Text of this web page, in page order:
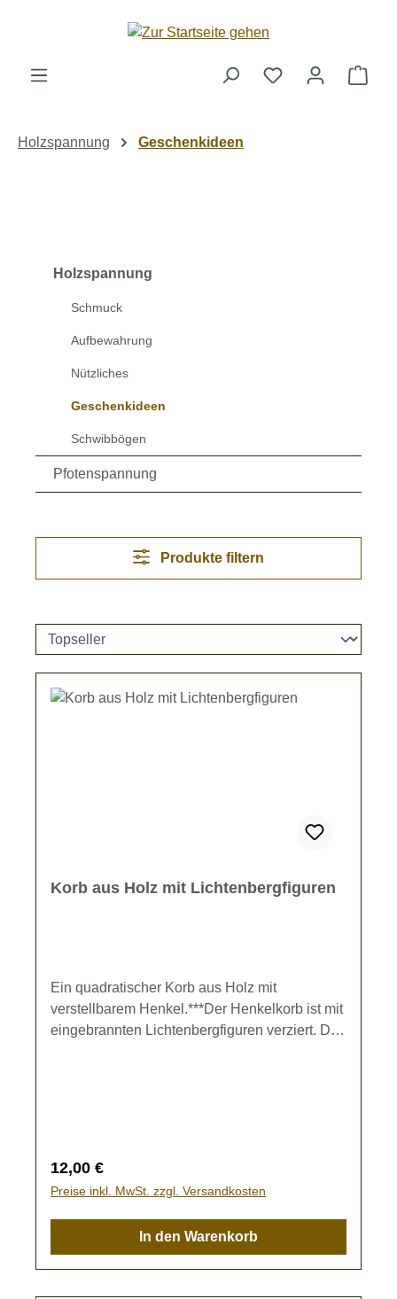
Zum Hauptinhalt springen
Holzspannung Geschenkideen
Holzspannung
Schmuck
Aufbewahrung
Nützliches
Geschenkideen
Schwibbögen
Pfotenspannung
Produkte filtern
Korb aus Holz mit Lichtenbergfiguren
Ein quadratischer Korb aus Holz mit
verstellbarem Henkel.***Der Henkelkorb ist mit
eingebrannten Lichtenbergfiguren verziert. Der
Regulärer Preis:
12,00 €
Preise inkl. MwSt. zzgl. Versandkosten
In den Warenkorb